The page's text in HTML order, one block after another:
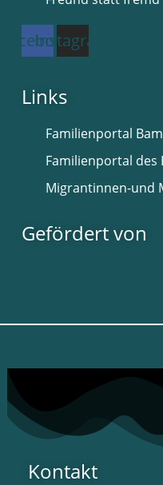
Facebook
Instagram
Links
Familienportal
Familienportal des
Migrantinnen-und
Gefördert von
Kontakt